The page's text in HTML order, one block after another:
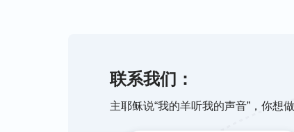
人与命运与造物主的权柄极力对抗所带
很难成为敬拜神的人。
联系我们：
主耶稣说“我的羊听我的声音”，你想